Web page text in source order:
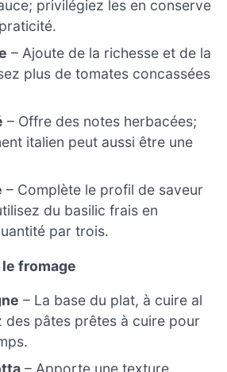
privilégiez les en conserve
– Ajoute de la richesse et de la
plus de tomates concassées
– Offre des notes herbacées;
italien peut aussi être une
– Complète le profil de saveur
du basilic frais en
par trois.
fromage
– La base du plat, à cuire al
des pâtes prêtes à cuire pour
– Apporte une texture